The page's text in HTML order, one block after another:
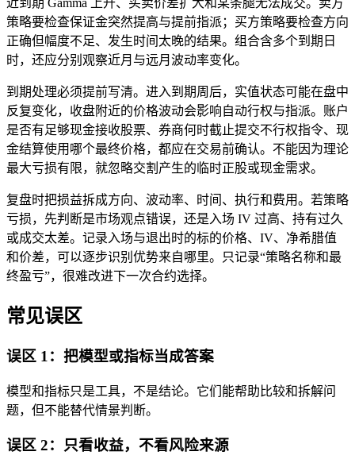
近到期 Gamma 上升、买卖价差扩大和某条腿无法成交。卖方
策略要检查保证金突然提高与提前指派；买方策略要检查方向
正确但幅度不足、发生时间太晚的结果。组合含多个到期日
时，还应分别观察近月与远月波动率变化。
到期处理必须提前写清。进入到期周后，实值状态可能在盘中
反复变化，收盘附近的价格波动会影响自动行权与指派。账户
是否有足够现金接收股票、券商何时截止提交不行权指令、现
金结算使用哪个最终价格，都应在交易前确认。不能因为理论
最大亏损有限，就忽略交割产生的临时正股或现金需求。
复盘时把损益拆成方向、波动率、时间、执行和费用。若策略
亏损，先判断是市场观点错误，还是入场 IV 过高、持有过久
或成交太差。记录入场与退出时的标的价格、IV、净希腊值
和价差，可以逐步识别优势来自哪里。只记录“策略名称和最
终盈亏”，很难改进下一次合约选择。
常见误区
误区 1：把模型或指标当成答案
模型和指标只是工具，不是结论。它们能帮助比较和拆解问
题，但不能替代情景判断。
误区 2：只看收益，不看风险来源